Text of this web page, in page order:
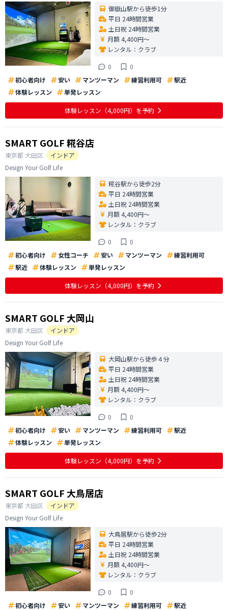
御嶽山駅から徒歩1分
平日 24時間営業
土日祝 24時間営業
月額 4,400円〜
レンタル： クラブ
0
0
初心者向け
安い マンツーマン 練習利用可
駅近
体験レッスン
単発レッスン
体験レッスン （4,000円） を予約
SMART GOLF 糀谷店
東京都 大田区
インドア
Design Your Golf Life
糀谷駅から徒歩2分
平日 24時間営業
土日祝 24時間営業
月額 4,400円〜
レンタル： クラブ
0
0
初心者向け
女性コーチ 安い マンツーマン
練習利用可
駅近
体験レッスン 単発レッスン
体験レッスン （4,000円） を予約
SMART GOLF 大岡山
東京都 大田区
インドア
Design Your Golf Life
大岡山駅から徒歩４分
平日 24時間営業
土日祝 24時間営業
月額 4,400円〜
レンタル： クラブ
0
0
初心者向け
安い マンツーマン 練習利用可
駅近
体験レッスン
単発レッスン
体験レッスン （4,000円） を予約
SMART GOLF 大鳥居店
東京都 大田区
インドア
Design Your Golf Life
大鳥居駅から徒歩2分
平日 24時間営業
土日祝 24時間営業
月額 4,400円〜
レンタル： クラブ
0
0
初心者向け
安い マンツーマン 練習利用可
駅近